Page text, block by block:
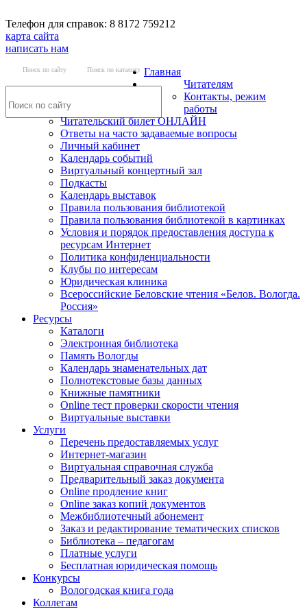
Телефон для справок: 8 8172 759212
карта сайта
написать нам
Поиск по сайту Поиск по каталогу Главная
Читателям
Контакты, режим
работы
Читательский билет ОНЛАЙН
Ответы на часто задаваемые вопросы
Личный кабинет
Календарь событий
Виртуальный концертный зал
Подкасты
Календарь выставок
Правила пользования библиотекой
Правила пользования библиотекой в картинках
Условия и порядок предоставления доступа к
ресурсам Интернет
Политика конфиденциальности
Клубы по интересам
Юридическая клиника
Всероссийские Беловские чтения «Белов. Вологда.
Россия»
Ресурсы
Каталоги
Электронная библиотека
Память Вологды
Календарь знаменательных дат
Полнотекстовые базы данных
Книжные памятники
Online тест проверки скорости чтения
Виртуальные выставки
Услуги
Перечень предоставляемых услуг
Интернет-магазин
Виртуальная справочная служба
Предварительный заказ документа
Online продление книг
Online заказ копий документов
Межбиблиотечный абонемент
Заказ и редактирование тематических списков
Библиотека – педагогам
Платные услуги
Бесплатная юридическая помощь
Конкурсы
Вологодская книга года
Коллегам